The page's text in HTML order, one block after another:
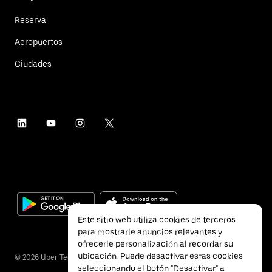
Reserva
Aeropuertos
Ciudades
© 2026 Uber Technologies Inc.
Este sitio web utiliza cookies de terceros
para mostrarle anuncios relevantes y
ofrecerle personalización al recordar su
ubicación. Puede desactivar estas cookies
seleccionando el botón "Desactivar" a